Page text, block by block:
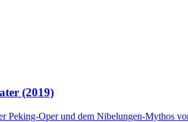
(2019)
Peking-Oper und dem Nibelungen-Mythos